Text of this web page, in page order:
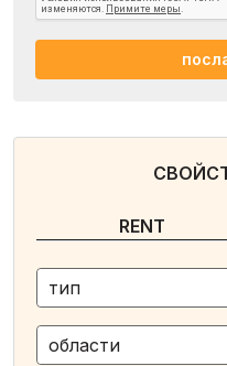
RENT
тип
области